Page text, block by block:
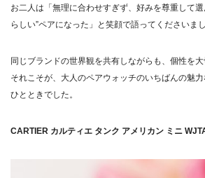
お二人は「無理に合わせすぎず、好みを尊重して選
らしい”ペアになった」と笑顔で語ってくださいまし
同じブランドの世界観を共有しながらも、個性を
それこそが、大人のペアウォッチのいちばんの魅
ひとときでした。
CARTIER カルティエ タンク アメリカン ミニ